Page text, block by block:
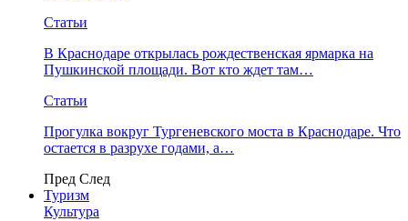
Статьи
В Краснодаре открылась рождественская ярмарка на
Пушкинской площади. Вот кто ждет там…
Статьи
Прогулка вокруг Тургеневского моста в Краснодаре. Что
остается в разрухе годами, а…
Пред След
Туризм
Культура